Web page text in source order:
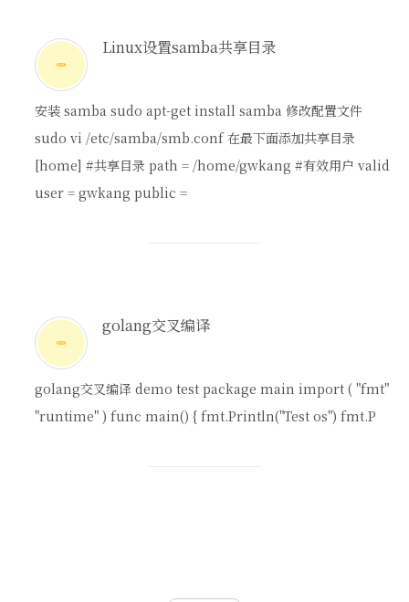
Linux设置samba共享目录
安装 samba sudo apt-get install samba 修改配置文件
sudo vi /etc/samba/smb.conf 在最下面添加共享目录
[home] #共享目录 path = /home/gwkang #有效用户 valid
user = gwkang public =
golang交叉编译
golang交叉编译 demo test package main import ( "fmt"
"runtime" ) func main() { fmt.Println("Test os") fmt.P